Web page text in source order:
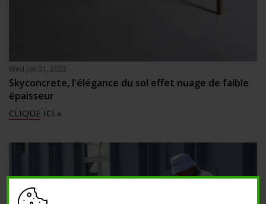
Wed Jun 01, 2022
Skyconcrete, l'élégance du sol effet nuage de faible
épaisseur
CLIQUE ICI »